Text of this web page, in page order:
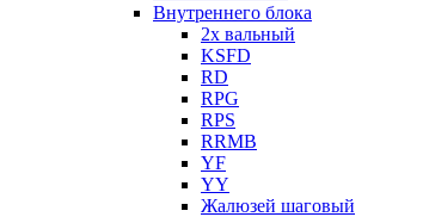
Внутреннего блока
2х вальный
KSFD
RD
RPG
RPS
RRMB
YF
YY
Жалюзей шаговый